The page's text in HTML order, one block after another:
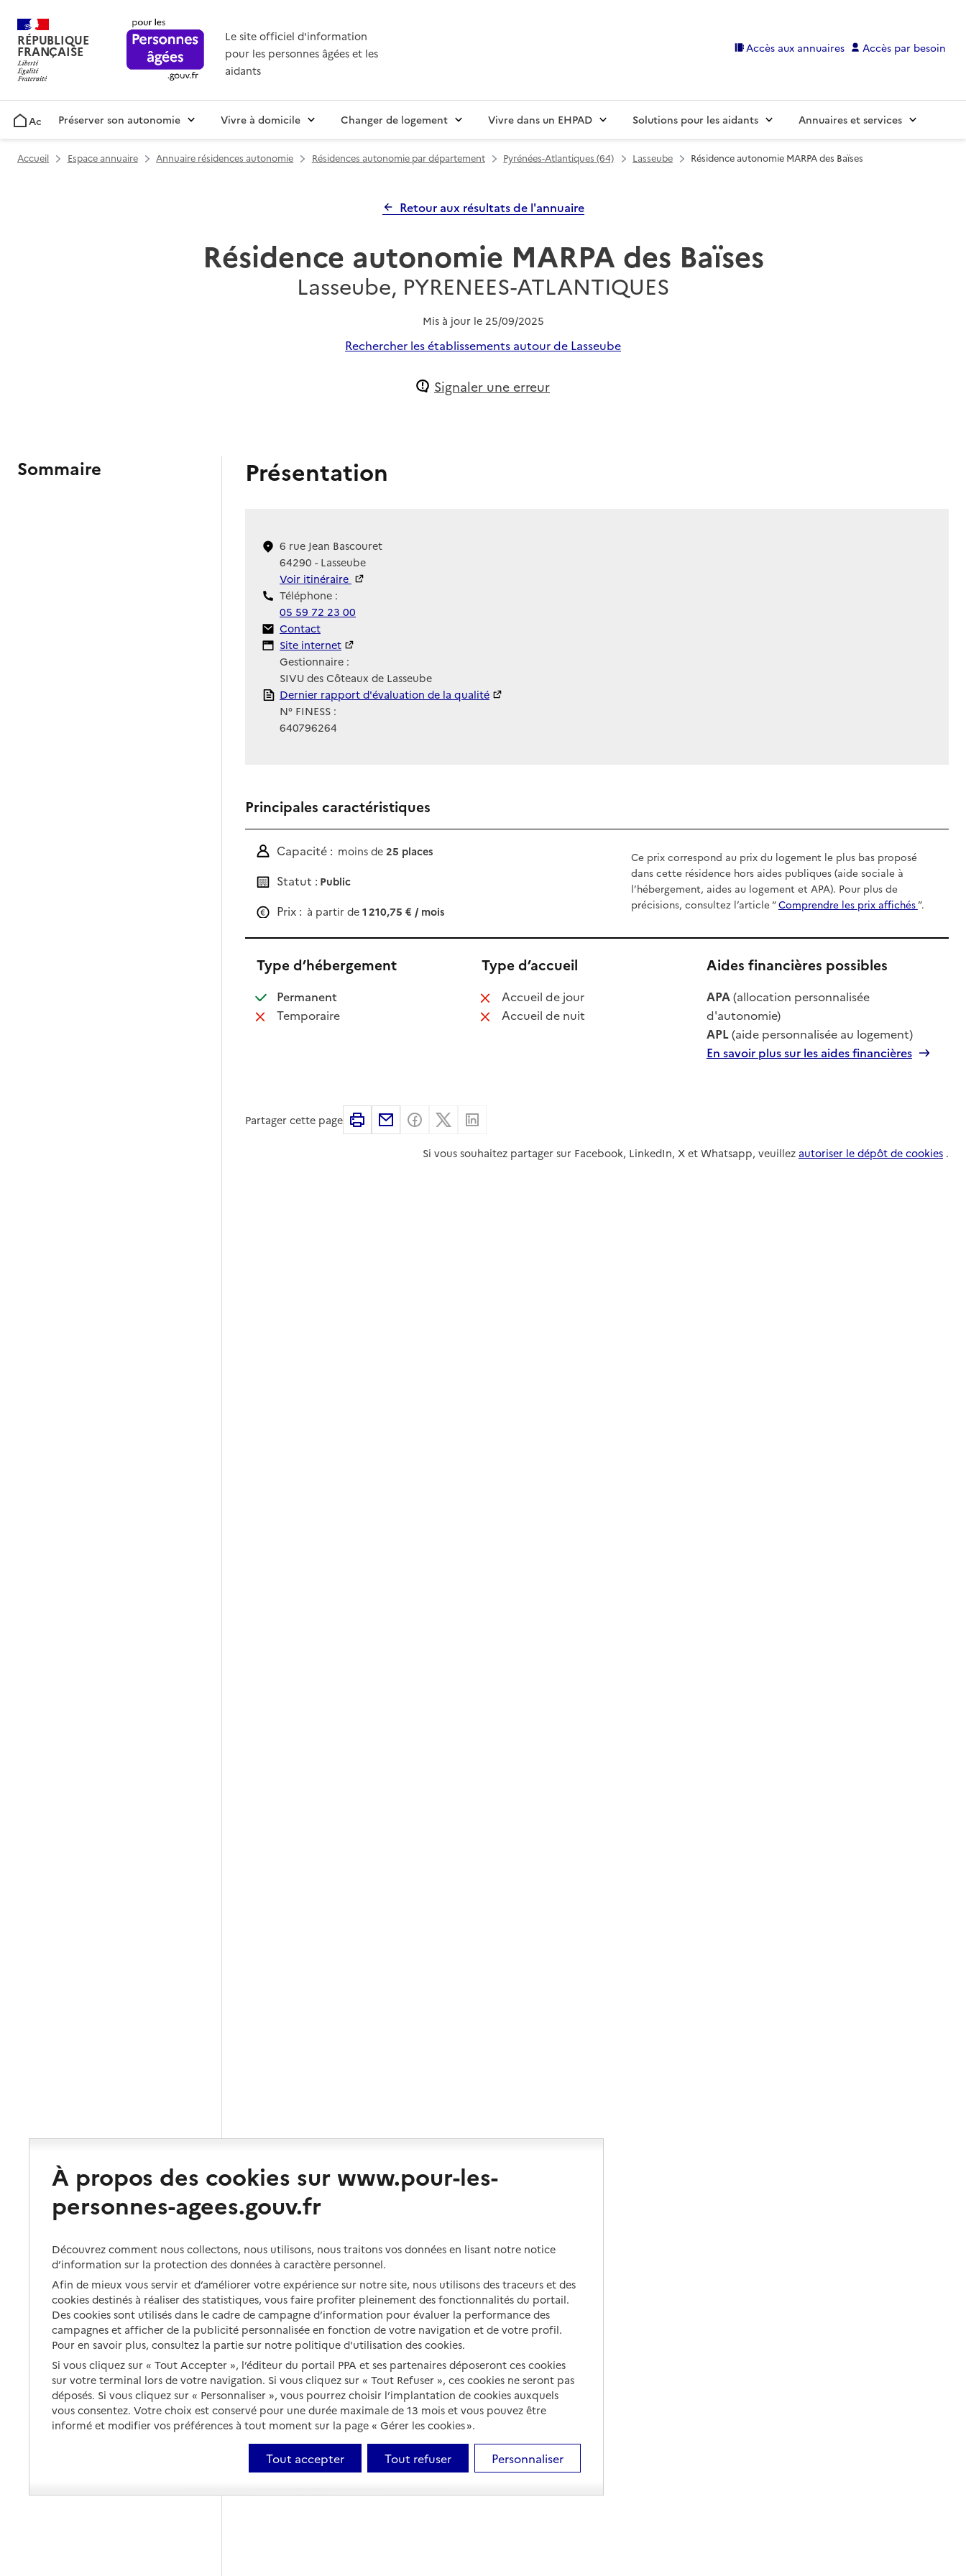
RÉPUBLIQUE
FRANÇAISE
Le site officiel d'information
pour les personnes âgées et les
aidants
Accès aux annuaires Accès par besoin
AccueilPréserver son autonomie Vivre à domicile Changer de logement Vivre dans un EHPAD Solutions pour les aidants Annuaires et services
Accueil Espace annuaire Annuaire résidences autonomie Résidences autonomie par département Pyrénées-Atlantiques (64) Lasseube Résidence autonomie MARPA des Baïses
Retour aux résultats de l'annuaire
Résidence autonomie MARPA des Baïses
Lasseube, PYRENEES-ATLANTIQUES
Mis à jour le 25/09/2025
Rechercher les établissements autour de Lasseube
Signaler une erreur
Sommaire Présentation
6 rue Jean Bascouret
64290 - Lasseube
Voir itinéraire
Téléphone :
05 59 72 23 00
Contact
Contact
Site Internet
Site internet
Gestionnaire :
SIVU des Côteaux de Lasseube
Rapport HAS
Dernier rapport d'évaluation de la qualité
N° FINESS :
640796264
Principales caractéristiques
Capacité : moins de 25 places
Statut : Public
Prix : à partir de 1 210,75 € / mois
Ce prix correspond au prix du logement le plus bas proposé
dans cette résidence hors aides publiques (aide sociale à
l’hébergement, aides au logement et APA). Pour plus de
précisions, consultez l’article “Comprendre les prix affichés”.
Type d’hébergement
Permanent: disponible
Temporaire: non disponible
Type d’accueil
Accueil de jour: non disponible
Accueil de nuit: non disponible
Aides financières possibles
APA(allocation personnalisée
d'autonomie)
APL(aide personnalisée au logement)
En savoir plus sur les aides financières
Partager cette page ImprimerPartager par email
Partager sur Facebook
Partager sur X
Si vous souhaitez partager sur Facebook, LinkedIn, X et Whatsapp, veuillez autoriser le dépôt de cookies .
À propos des cookies sur www.pour-les-
personnes-agees.gouv.fr
Découvrez comment nous collectons, nous utilisons, nous traitons vos données en lisant notre notice
d’information sur la protection des données à caractère personnel.
Afin de mieux vous servir et d’améliorer votre expérience sur notre site, nous utilisons des traceurs et des
cookies destinés à réaliser des statistiques, vous faire profiter pleinement des fonctionnalités du portail.
Des cookies sont utilisés dans le cadre de campagne d’information pour évaluer la performance des
campagnes et afficher de la publicité personnalisée en fonction de votre navigation et de votre profil.
Pour en savoir plus, consultez la partie sur notre politique d'utilisation des cookies.
Si vous cliquez sur « Tout Accepter », l’éditeur du portail PPA et ses partenaires déposeront ces cookies
sur votre terminal lors de votre navigation. Si vous cliquez sur « Tout Refuser », ces cookies ne seront pas
déposés. Si vous cliquez sur « Personnaliser », vous pourrez choisir l’implantation de cookies auxquels
vous consentez. Votre choix est conservé pour une durée maximale de 13 mois et vous pouvez être
informé et modifier vos préférences à tout moment sur la page « Gérer les cookies ».
Tout accepter Tout refuser Personnaliser